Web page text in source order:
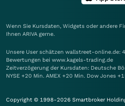
Wenn Sie Kursdaten, Widgets oder andere
Ihnen ARIVA gerne.
Unsere User schätzen wallstreet-online.de:
Bewertungen bei www.kagels-trading.de
Zeitverzögerung der Kursdaten: Deutsche
NYSE +20 Min. AMEX +20 Min. Dow Jones
Copyright © 1998-2026 Smartbroker